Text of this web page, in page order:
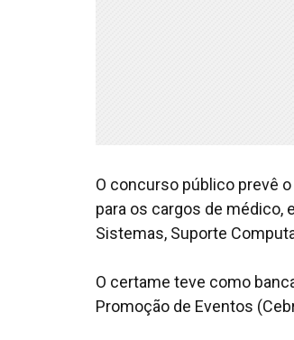
O concurso público prevê
para os cargos de médico,
Sistemas, Suporte
O certame teve como
Promoção de Eventos